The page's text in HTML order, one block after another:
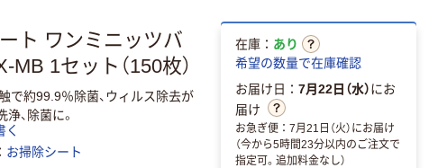
ト ワンミニッツバ
1セット（150枚）
で約99.9％除菌、ウィルス除去が
、除菌に。
く
お掃除シート
在庫： あり
希望の数量で在庫確認
お届け日： 7月22日（水）にお
届け
お急ぎ便：7月21日（火）にお届け
（今から5時間23分以内のご注文で
指定可。追加料金なし）